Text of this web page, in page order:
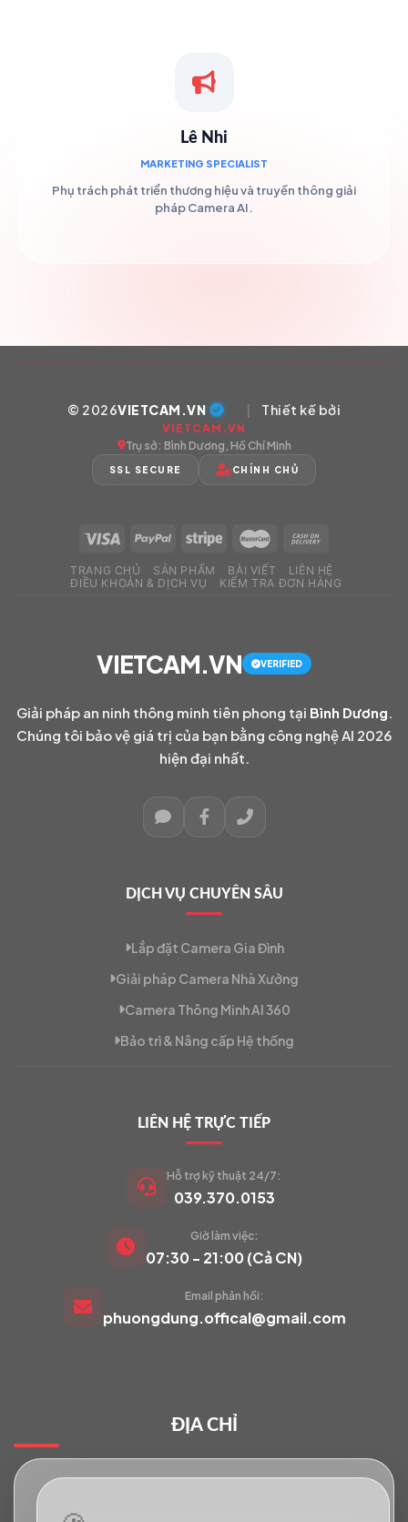
VIETCAM.VN
Đang trực tuyến
Lê Nhi
MARKETING SPECIALIST
Phụ trách phát triển thương hiệu và truyền thông giải
pháp Camera AI.
© 2026VIETCAM.VN | Thiết kế bởi
VIETCAM.VN
Trụ sở: Bình Dương, Hồ Chí Minh
SSL SECURE CHÍNH CHỦ
TRANG CHỦ SẢN PHẨM BÀI VIẾT
LIÊN HỆ
ĐIỀU KHOẢN & DỊCH VỤ
KIỂM TRA ĐƠN HÀNG
VIETCAM.VN VERIFIED
Giải pháp an ninh thông minh tiên phong tại Bình Dương
Chúng tôi bảo vệ giá trị của bạn bằng công nghệ AI 2026
hiện đại nhất.
DỊCH VỤ CHUYÊN SÂU
Lắp đặt Camera Gia Đình
Giải pháp Camera Nhà Xưởng
Camera Thông Minh AI 360
Bảo trì & Nâng cấp Hệ thống
LIÊN HỆ TRỰC TIẾP
Hỗ trợ kỹ thuật 24/7:
039.370.0153
Giờ làm việc:
07:30 - 21:00 (Cả CN)
Email phản hồi:
phuongdung.offical@gmail.com
ĐỊA CHỈ